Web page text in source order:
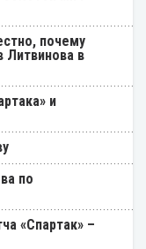
почему
Литвинова в
и
по
«Спартак» –